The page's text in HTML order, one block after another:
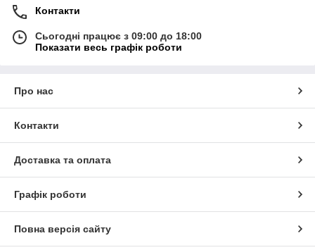
Контакти
Сьогодні працює з 09:00 до 18:00
Показати весь графік роботи
Про нас
Контакти
Доставка та оплата
Графік роботи
Повна версія сайту